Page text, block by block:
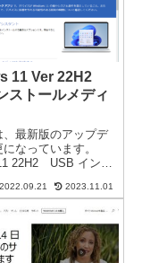
11 Ver 22H2
ストールメディ
、最新版のアップデ
なっています。
22H2 USB インス
11 バージョ
ップデートが可能
た。通常のアップ
2022.09.21 2023.11.01